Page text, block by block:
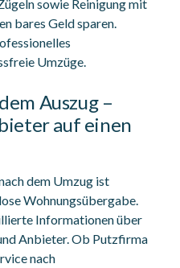
sowie Reinigung mit
bares Geld sparen.
Umzüge.
Auszug –
auf einen
dem Umzug ist
Wohnungsübergabe.
Informationen über
Anbieter. Ob Putzfirma
nach